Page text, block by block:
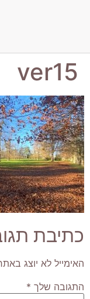
ver15
כתיבת
האימייל לא יוצג
התגובה שלך *